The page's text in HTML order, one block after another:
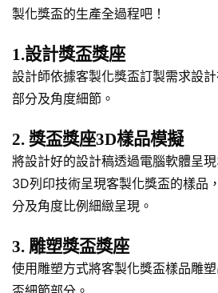
製化獎盃的生產全過程吧！
1.設計獎盃獎座
設計師依據客製化獎盃訂製需求設
部分及角度細節。
2. 獎盃獎座3D樣品模擬
將設計好的設計稿透過電腦軟體呈
3D列印技術呈現客製化獎盃的樣品
分及角度比例細緻呈現。
3. 雕塑獎盃獎座
使用雕塑方式將客製化獎盃樣品雕